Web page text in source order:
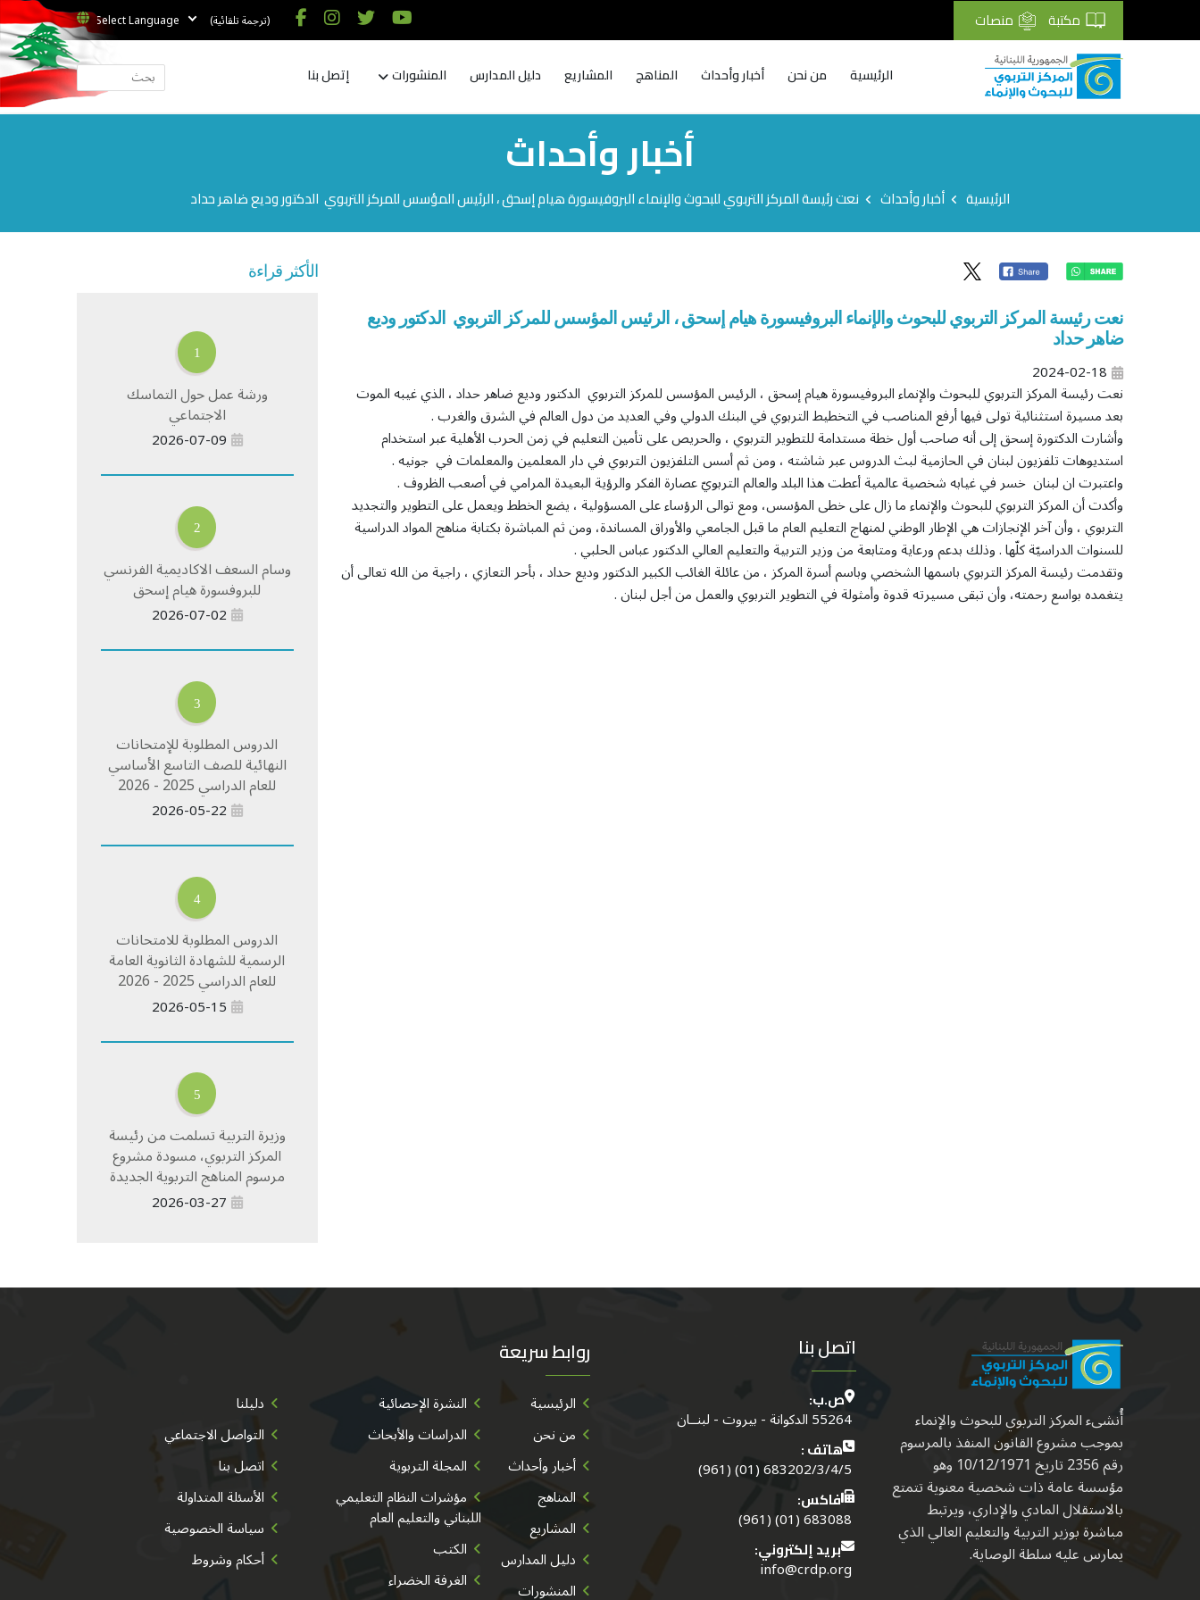
مكتبة منصات (ترجمة تلقائية)
الرئيسية من نحن أخبار وأحداث المناهج المشاريع دليل المدارس المنشورات إتصل بنا
أخبار وأحداث
Breadcrumb
الرئيسية أخبار وأحداث نعت رئيسة المركز التربوي للبحوث والإنماء البروفيسورة هيام إسحق ، الرئيس المؤسس للمركز التربوي الدكتور وديع ضاهر حداد
نعت رئيسة المركز التربوي للبحوث والإنماء البروفيسورة هيام إسحق ، الرئيس المؤسس للمركز التربوي الدكتور وديع
ضاهر حداد
2024-02-18
نعت رئيسة المركز التربوي للبحوث والإنماء البروفيسورة هيام إسحق ، الرئيس المؤسس للمركز التربوي الدكتور وديع ضاهر حداد ، الذي غيبه الموت
بعد مسيرة استثنائية تولى فيها أرفع المناصب في التخطيط التربوي في البنك الدولي وفي العديد من دول العالم في الشرق والغرب .
وأشارت الدكتورة إسحق إلى أنه صاحب أول خطة مستدامة للتطوير التربوي ، والحريص على تأمين التعليم في زمن الحرب الأهلية عبر استخدام
استديوهات تلفزيون لبنان في الحازمية لبث الدروس عبر شاشته ، ومن ثم أسس التلفزيون التربوي في دار المعلمين والمعلمات في جونيه .
واعتبرت ان لبنان خسر في غيابه شخصية عالمية أعطت هذا البلد والعالم التربويّ عصارة الفكر والرؤية البعيدة المرامي في أصعب الظروف .
وأكدت أن المركز التربوي للبحوث والإنماء ما زال على خطى المؤسس، ومع توالى الرؤساء على المسؤولية ، يضع الخطط ويعمل على التطوير والتجديد
التربوي ، وأن آخر الإنجازات هي الإطار الوطني لمنهاج التعليم العام ما قبل الجامعي والأوراق المساندة، ومن ثم المباشرة بكتابة مناهج المواد الدراسية
للسنوات الدراسيّة كلّها . وذلك بدعم ورعاية ومتابعة من وزير التربية والتعليم العالي الدكتور عباس الحلبي .
وتقدمت رئيسة المركز التربوي باسمها الشخصي وباسم أسرة المركز ، من عائلة الغائب الكبير الدكتور وديع حداد ، بأحر التعازي ، راجية من الله تعالى أن
يتغمده بواسع رحمته، وأن تبقى مسيرته قدوة وأمثولة في التطوير التربوي والعمل من أجل لبنان .
الأكثر قراءة
1
ورشة عمل حول التماسك
الاجتماعي
2026-07-09
2
وسام السعف الاكاديمية الفرنسي
للبروفسورة هيام إسحق
2026-07-02
3
الدروس المطلوبة للإمتحانات
النهائية للصف التاسع الأساسي
للعام الدراسي 2025 - 2026
2026-05-22
4
الدروس المطلوبة للامتحانات
الرسمية للشهادة الثانوية العامة
للعام الدراسي 2025 - 2026
2026-05-15
5
وزيرة التربية تسلمت من رئيسة
المركز التربوي، مسودة مشروع
مرسوم المناهج التربوية الجديدة
2026-03-27
أُنشىء المركز التربوي للبحوث والإنماء
بموجب مشروع القانون المنفذ بالمرسوم
رقم 2356 تاريخ 10/12/1971 وهو
مؤسسة عامة ذات شخصية معنوية تتمتع
بالاستقلال المادي والإداري، ويرتبط
مباشرة بوزير التربية والتعليم العالي الذي
يمارس عليه سلطة الوصاية.
اتصل بنا
ص.ب:
55264 الدكوانة - بيروت - لبنــان
هاتف :
683202/3/4/5 (01) (961)
فاكس:
683088 (01) (961)
بريد إلكتروني:
info@crdp.org
روابط سريعة
الرئيسية
من نحن
أخبار وأحداث
المناهج
المشاريع
دليل المدارس
المنشورات
النشرة الإحصائية
الدراسات والأبحاث
المجلة التربوية
مؤشرات النظام التعليمي
اللبناني والتعليم العام
الكتب
الغرفة الخضراء
دليلنا
التواصل الاجتماعي
اتصل بنا
الأسئلة المتداولة
سياسة الخصوصية
أحكام وشروط